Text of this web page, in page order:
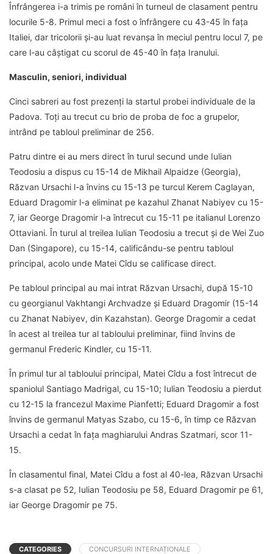
Înfrângerea i-a trimis pe români în turneul de clasament pentru
locurile 5-8. Primul meci a fost o înfrângere cu 43-45 în fața
Italiei, dar tricolorii și-au luat revanșa în meciul pentru locul 7, pe
care l-au câștigat cu scorul de 45-40 în fața Iranului.
Masculin, seniori, individual
Cinci sabreri au fost prezenți la startul probei individuale de la
Padova. Toți au trecut cu brio de proba de foc a grupelor,
intrând pe tabloul preliminar de 256.
Patru dintre ei au mers direct în turul secund unde Iulian
Teodosiu a dispus cu 15-14 de Mikhail Alpaidze (Georgia),
Răzvan Ursachi l-a învins cu 15-13 pe turcul Kerem Caglayan,
Eduard Dragomir l-a eliminat pe kazahul Zhanat Nabiyev cu 15-
7, iar George Dragomir l-a întrecut cu 15-11 pe italianul Lorenzo
Ottaviani. În turul al treilea Iulian Teodosiu a trecut și de Wei Zuo
Dan (Singapore), cu 15-14, calificându-se pentru tabloul
principal, acolo unde Matei Cîdu se calificase direct.
Pe tabloul principal au mai intrat Răzvan Ursachi, după 15-10
cu georgianul Vakhtangi Archvadze și Eduard Dragomir (15-14
cu Zhanat Nabiyev, din Kazahstan). George Dragomir a cedat
în acest al treilea tur al tabloului preliminar, fiind învins de
germanul Frederic Kindler, cu 15-11.
În primul tur al tabloului principal, Matei Cîdu a fost întrecut de
spaniolul Santiago Madrigal, cu 15-10; Iulian Teodosiu a pierdut
cu 12-15 la francezul Maxime Pianfetti; Eduard Dragomir a fost
învins de germanul Matyas Szabo, cu 15-6, în timp ce Răzvan
Ursachi a cedat în fața maghiarului Andras Szatmari, scor 11-
15.
În clasamentul final, Matei Cîdu a fost al 40-lea, Răzvan Ursachi
s-a clasat pe 52, Iulian Teodosiu pe 58, Eduard Dragomir pe 61,
iar George Dragomir pe 75.
CATEGORIES CONCURSURI INTERNAȚIONALE